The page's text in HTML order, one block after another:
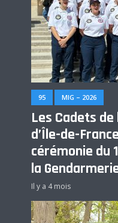
95 MIG – 2026
Les Cadets
d’Île-de-
cérémonie du
la
Il y a 4 mois